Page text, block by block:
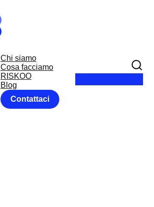
Chi siamo
Cosa facciamo
RISKOO
Blog
Contattaci
FMI: